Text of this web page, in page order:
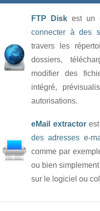
FTP Disk est un
connecter à des
travers les
dossiers,
modifier des
intégré,
autorisations.
eMail extractorest
des adresses e-
comme par
ou bien
sur le logiciel ou